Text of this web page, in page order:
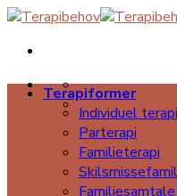
Skip
content
Terapiformer
Individuel terapi
Parterapi
Familieterapi